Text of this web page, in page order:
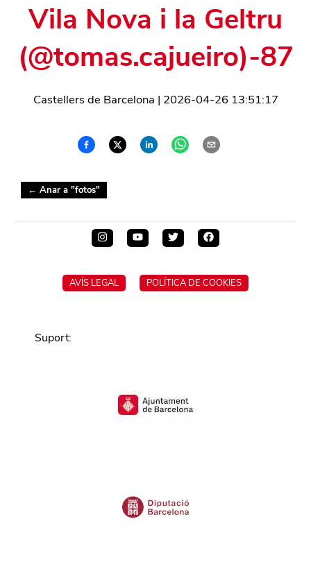
Vila Nova i la Geltru
(@tomas.cajueiro)-87
Castellers de Barcelona | 2026-04-26 13:51:17
← Anar a "fotos"
AVÍS LEGAL POLÍTICA DE COOKIES
Suport: